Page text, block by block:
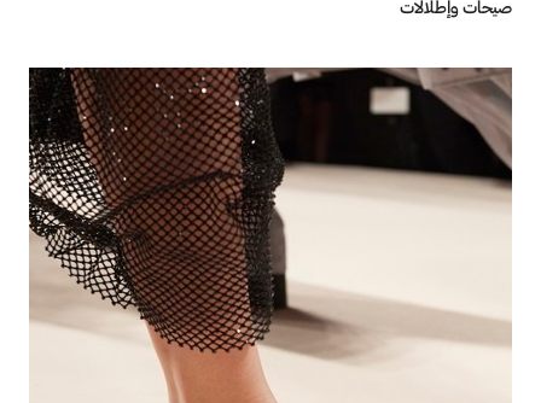
صيحات وإطلالات